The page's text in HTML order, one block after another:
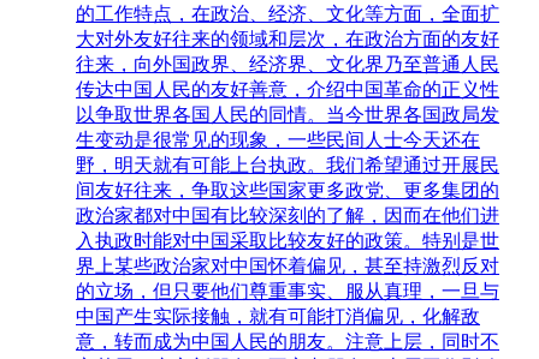
的工作特点，在政治、经济、文化等方面，全面扩
大对外友好往来的领域和层次，在政治方面的友好
往来，向外国政界、经济界、文化界乃至普通人民
传达中国人民的友好善意，介绍中国革命的正义性
以争取世界各国人民的同情。当今世界各国政局发
生变动是很常见的现象，一些民间人士今天还在
野，明天就有可能上台执政。我们希望通过开展民
间友好往来，争取这些国家更多政党、更多集团的
政治家都对中国有比较深刻的了解，因而在他们进
入执政时能对中国采取比较友好的政策。特别是世
界上某些政治家对中国怀着偏见，甚至持激烈反对
的立场，但只要他们尊重事实、服从真理，一旦与
中国产生实际接触，就有可能打消偏见，化解敌
意，转而成为中国人民的朋友。注意上层，同时不